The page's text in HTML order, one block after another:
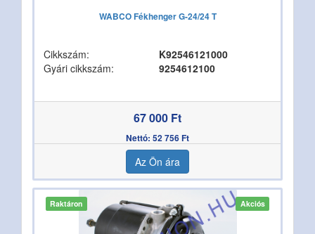
WABCO Fékhenger G-24/24 T
Cikkszám:
K92546121000
Gyári cikkszám:
9254612100
67 000 Ft
Nettó: 52 756 Ft
Az Ön ára
Raktáron Akciós